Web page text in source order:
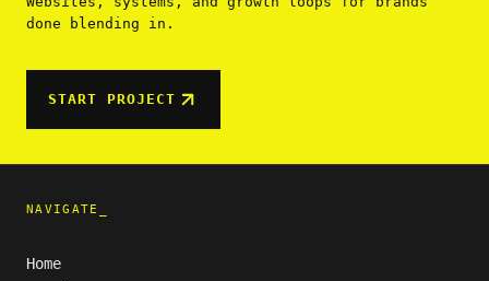
done blending in.
START PROJECT
NAVIGATE_
Home